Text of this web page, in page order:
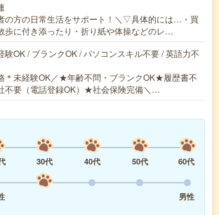
の方の日常生活をサポート！＼▽具体的には…・買
歩に付き添ったり・折り紙や体操などのレ…
験OK / ブランクOK / パソコンスキル不要 / 英語力不
＊未経験OK／★年齢不問・ブランクOK★履歴書不
不要（電話登録OK）★社会保険完備＼…
30代 40代 50代
60代
男性